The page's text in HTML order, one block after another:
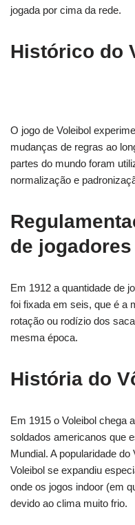
jogada por cima da rede.
Histórico do
O jogo de Voleibol
mudanças de regras ao
partes do mundo foram
normalização e
de jogadores
Em 1912 a quantidade de
foi fixada em seis, que é a
rotação ou rodízio dos
mesma época.
História do
Em 1915 o Voleibol chega
soldados americanos que
Mundial. A popularidade
Voleibol se expandiu
onde os jogos indoor (em
devido ao clima muito frio.